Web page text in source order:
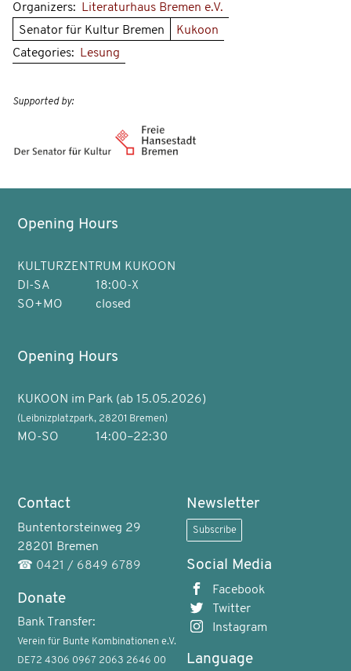
Organizers:
Literaturhaus Bremen e.V.
Senator für Kultur Bremen
Kukoon
Categories:
Lesung
Supported by:
Opening Hours
KULTURZENTRUM KUKOON
DI-SA
18:00-X
SO+MO
closed
Opening Hours
KUKOON im Park (ab 15.05.2026)
(Leibnizplatzpark, 28201 Bremen)
MO-SO 14:00–22:30
Contact
Buntentorsteinweg 29
28201 Bremen
☎ 0421 / 6849 6789
Donate
Bank Transfer:
Verein für Bunte Kombinationen e.V.
DE72 4306 0967 2063 2646 00
Newsletter
Subscribe
Social Media
Facebook
Twitter
Instagram
Language